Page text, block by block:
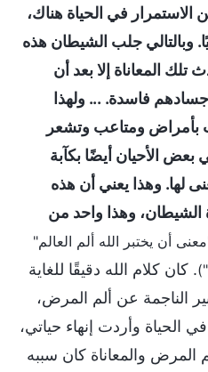
الاستمرار في الحياة هناك،
وبالتالي جلب الشيطان هذه
تلك المعاناة إلا بعد أن
فاسدة. ... ولهذا
ومتاعب وتشعر
بعض الأحيان أيضًا بكآبة
لها. وهذا يعني أن هذه
الشيطان، وهذا واحد من
أن يختبر الله ألم العالم"
. كان كلام الله دقيقًا للغاية
الناجمة عن ألم المرض،
الحياة وأردت إنهاء حياتي،
المرض والمعاناة كان سببه